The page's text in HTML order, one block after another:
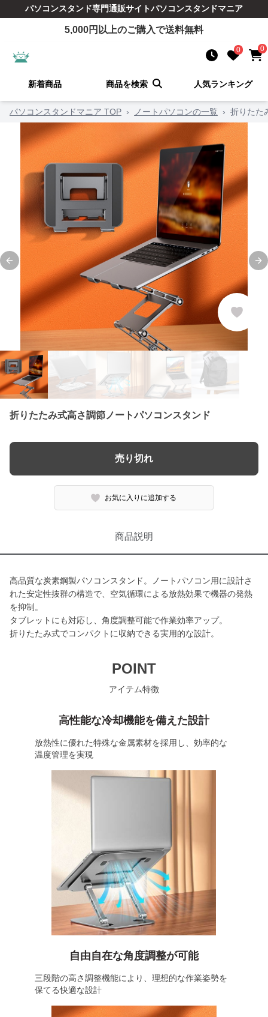
パソコンスタンド専門通販サイトパソコンスタンドマニア
5,000円以上のご購入で送料無料
0 0
新着商品 商品を検索 人気ランキング
パソコンスタンドマニア TOP › ノートパソコンの一覧 › 折りたた
Previous slide
折りたたみ式高さ調節ノートパソコンスタンド
売り切れ
お気に入りに追加する
商品説明
高品質な炭素鋼製パソコンスタンド。ノートパソコン用に設計さ
れた安定性抜群の構造で、空気循環による放熱効果で機器の発熱
を抑制。
タブレットにも対応し、角度調整可能で作業効率アップ。
折りたたみ式でコンパクトに収納できる実用的な設計。
POINT
アイテム特徴
高性能な冷却機能を備えた設計
放熱性に優れた特殊な金属素材を採用し、効率的な
温度管理を実現
自由自在な角度調整が可能
三段階の高さ調整機能により、理想的な作業姿勢を
保てる快適な設計